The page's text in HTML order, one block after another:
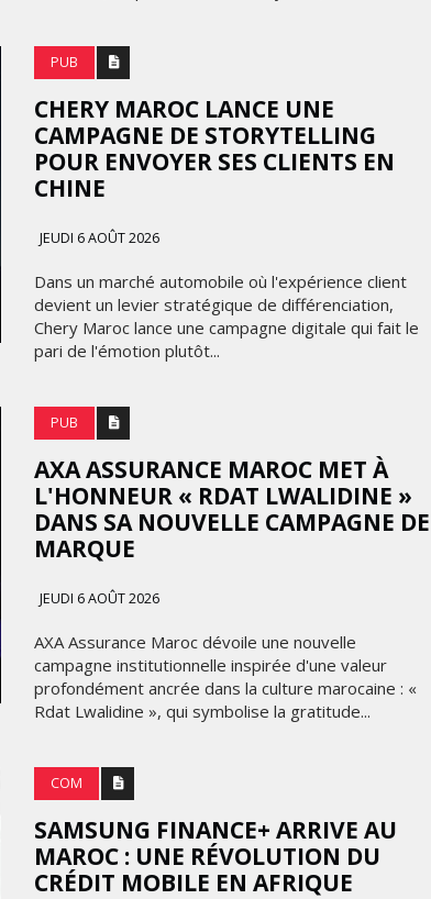
PUB
CHERY MAROC LANCE UNE
CAMPAGNE DE STORYTELLING
POUR ENVOYER SES CLIENTS EN
CHINE
JEUDI 6 AOÛT 2026
Dans un marché automobile où l'expérience client
devient un levier stratégique de différenciation,
Chery Maroc lance une campagne digitale qui fait le
pari de l'émotion plutôt...
PUB
AXA ASSURANCE MAROC MET À
L'HONNEUR « RDAT LWALIDINE »
DANS SA NOUVELLE CAMPAGNE DE
MARQUE
JEUDI 6 AOÛT 2026
AXA Assurance Maroc dévoile une nouvelle
campagne institutionnelle inspirée d'une valeur
profondément ancrée dans la culture marocaine : «
Rdat Lwalidine », qui symbolise la gratitude...
COM
SAMSUNG FINANCE+ ARRIVE AU
MAROC : UNE RÉVOLUTION DU
CRÉDIT MOBILE EN AFRIQUE